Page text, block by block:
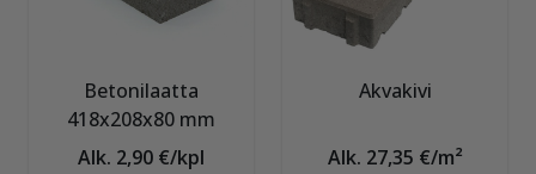
Betonilaatta
418x208x80 mm
Alk. 2,90 €/kpl
Akvakivi
Alk. 27,35 €/m²